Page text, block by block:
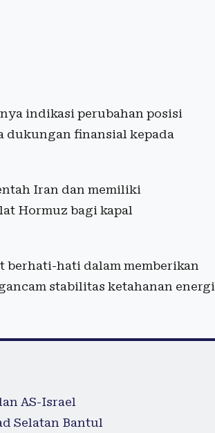
indikasi perubahan posisi
dukungan finansial kepada
Iran dan memiliki
Hormuz bagi kapal
berhati-hati dalam memberikan
stabilitas ketahanan energi
AS-Israel
Selatan Bantul